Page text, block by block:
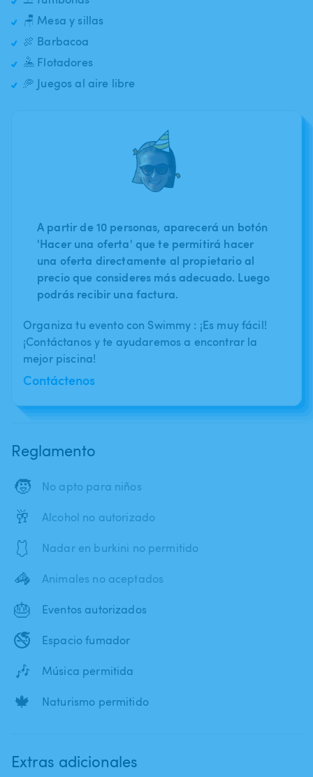
🪑 Mesa y sillas
🍖 Barbacoa
🤽 Flotadores
🥏 Juegos al aire libre
A partir de 10 personas, aparecerá un botón
'Hacer una oferta' que te permitirá hacer
una oferta directamente al propietario al
precio que consideres más adecuado. Luego
podrás recibir una factura.
Organiza tu evento con Swimmy : ¡Es muy fácil!
¡Contáctanos y te ayudaremos a encontrar la
mejor piscina!
Contáctenos
Reglamento
🧒 No apto para niños
🥂 Alcohol no autorizado
🩱 Nadar en burkini no permitido
🦓 Animales no aceptados
🎂 Eventos autorizados
🚭 Espacio fumador
🎶 Música permitida
🍁 Naturismo permitido
Extras adicionales